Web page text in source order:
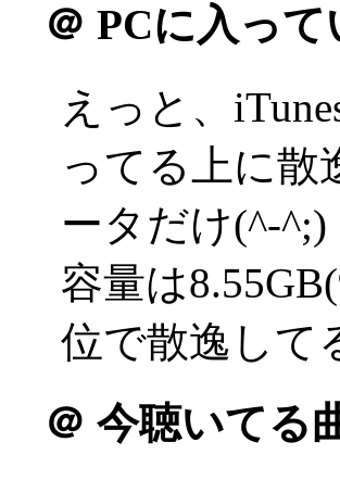
＠ PCに入っ
えっと、
ってる上に散
ータだけ(^-^;)
容量は
位で散逸して
＠ 今聴いてる